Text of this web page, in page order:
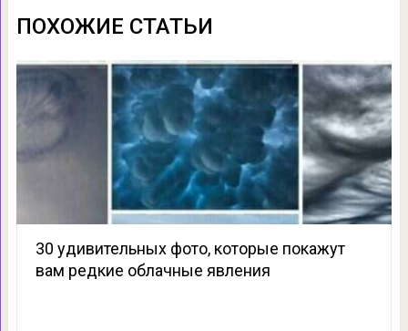
ПОХОЖИЕ СТАТЬИ
30 удивительных фото, которые покажут
вам редкие облачные явления